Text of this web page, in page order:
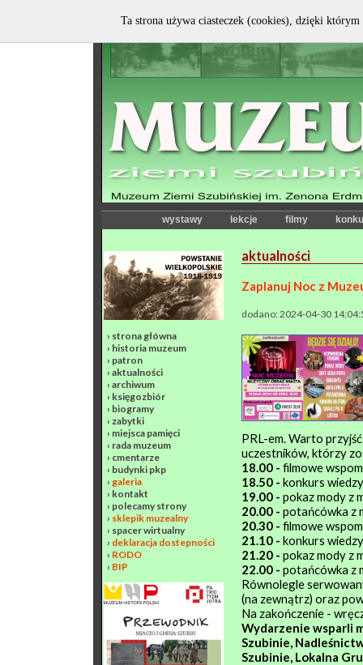
wystawy lekcje filmy
› strona główna
› historia muzeum
› patron
› aktualności
› archiwum
› księgozbiór
› biogramy
› zabytki
› miejsca pamięci
› rada muzeum
› cmentarze
› budynki pkp
› galeria
› kontakt
› polecamy strony
› sklepik muzealny
› spacer wirtualny
› deklaracja dostepności
› RODO
› BIP
aktualności
Zaplanuj Noc z
dodano: 2024-04-30
PRL-em. Warto
uczestników, którzy
18.00 - filmowe
18.50 - konkurs
19.00 - pokaz mody z
20.00 - potańcówka z
20.30 - filmowe
21.10 - konkurs
21.20 - pokaz mody z
22.00 - potańcówka z
Równolegle
(na zewnątrz) oraz
Na zakończenie -
Wydarzenie wsparli
Szubinie,
Szubinie, Lokalna
Ta strona używa ciasteczek (cookies), dzięki